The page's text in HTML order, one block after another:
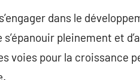
dans le
s’épanouir pleinement et
voies pour la croissance